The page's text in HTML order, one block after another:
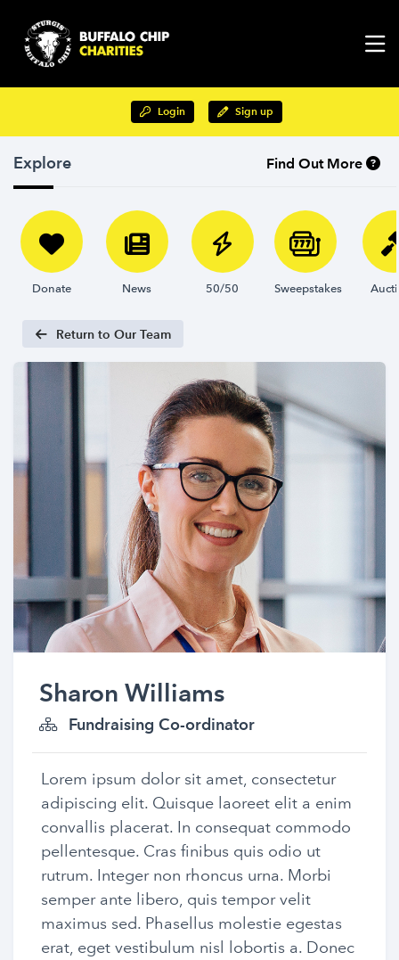
Login Sign up
Find Out More
Explore
Donate News 50/50 Sweepstakes
Return to Our Team
Sharon Williams
Fundraising Co-ordinator
Lorem ipsum dolor sit amet, consectetur
adipiscing elit. Quisque laoreet elit a enim
convallis placerat. In consequat commodo
pellentesque. Cras finibus quis odio ut
rutrum. Integer non rhoncus urna. Morbi
semper ante libero, quis tempor velit
maximus sed. Phasellus molestie egestas
erat, eget vestibulum nisl lobortis a. Donec